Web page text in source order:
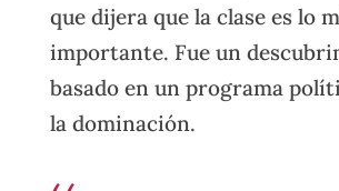
que dijera que la clase es lo
importante. Fue un
basado en un programa
la dominación.